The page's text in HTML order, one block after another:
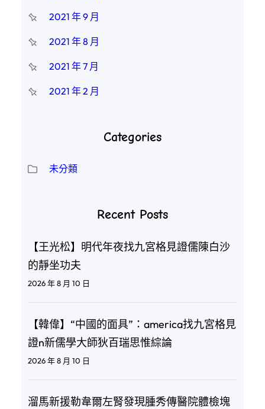
2021 年 9 月
2021 年 8 月
2021 年 7 月
2021 年 2 月
Categories
未分類
Recent Posts
【王光松】明代年夜找九宮格見證儒陳白沙
的靜坐功夫
2026 年 8 月 10 日
【韓偉】“中國的面具”：america找九宮格見
證n新儒學大師狄百瑞思惟綜論
2026 年 8 月 10 日
溜馬新援勒韋爾左腎發現腫秀傳醫院體檢塊